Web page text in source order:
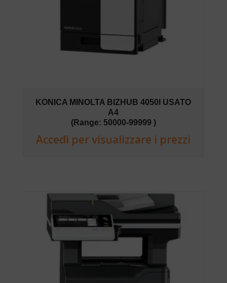
KONICA MINOLTA BIZHUB 4050I USATO
A4
(Range: 50000-99999 )
Accedi per visualizzare i prezzi